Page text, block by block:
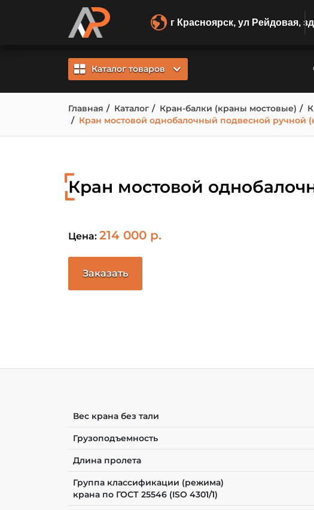
г Красноярск, ул Рейдовая,
Каталог товаров
Главная Каталог Кран-балки (краны мостовые)
Кран мостовой однобалочный подвесной ручной
Кран мостовой
Цена: 214 000 р.
Заказать
Вес крана без тали
Грузоподъемность
Длина пролета
Группа классификации (режима)
крана по ГОСТ 25546 (ISO 4301/1)